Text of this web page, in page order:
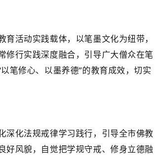
活动实践载体，以笔墨文化为纽带，
修行实践深度融合，引导广大僧众在笔
笔修心、以墨养德”的教育成效，切实
深化法规戒律学习践行，引导全市佛教
好风貌，自觉把学规守戒、修身立德融